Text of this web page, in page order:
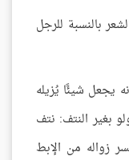
بالنسبة للرجل
يجعل شيئًا يُزيله
بغير النتف: نتف
زواله من الإبط